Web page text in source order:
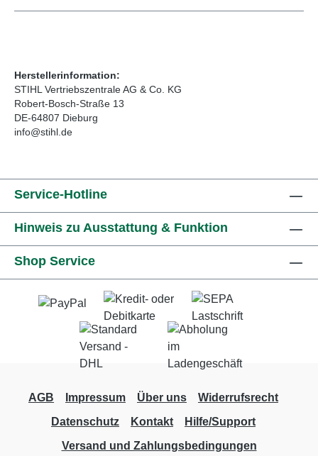
Herstellerinformation:
STIHL Vertriebszentrale AG & Co. KG
Robert-Bosch-Straße 13
DE-64807 Dieburg
info@stihl.de
Service-Hotline
Hinweis zu Ausstattung & Funktion
Shop Service
AGB Impressum Über uns
Widerrufsrecht
Datenschutz
Kontakt
Hilfe/Support
Versand und Zahlungsbedingungen